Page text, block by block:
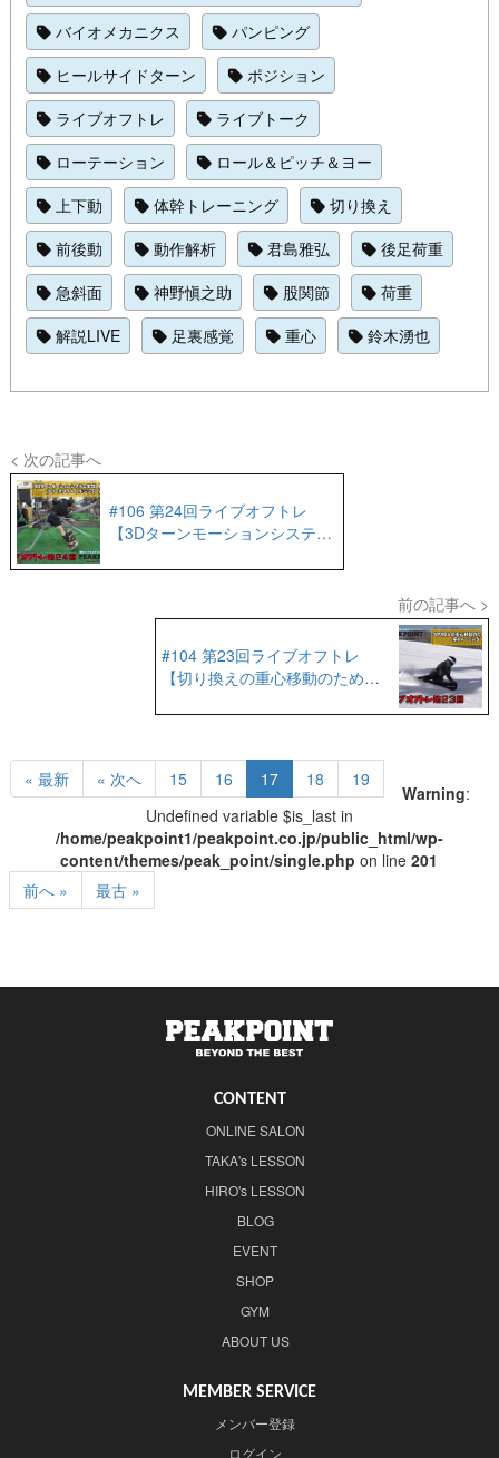
バイオメカニクス
パンピング
ヒールサイドターン
ポジション
ライブオフトレ
ライブトーク
ローテーション
ロール＆ピッチ＆ヨー
上下動
体幹トレーニング
切り換え
前後動
動作解析 君島雅弘
後足荷重
急斜面
神野愼之助 股関節
荷重
解説LIVE
足裏感覚 重心 鈴木湧也
< 次の記事へ
#106 第24回ライブオフトレ
【3Dターンモーションシステム
タイル｜ポジション編］】
前の記事へ >
#104 第23回ライブオフトレ
【切り換えの重心移動のための
« 最新 « 次へ 15 16 17 18 19
Warning:
Undefined variable $is_last in
/home/peakpoint1/peakpoint.co.jp/public_html/wp-
content/themes/peak_point/single.php on line201
前へ »
最古 »
CONTENT
ONLINE SALON
TAKA's LESSON
HIRO's LESSON
BLOG
EVENT
SHOP
GYM
ABOUT US
MEMBER SERVICE
メンバー登録
ログイン